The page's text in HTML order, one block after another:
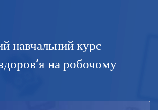
навчальний курс
на робочому